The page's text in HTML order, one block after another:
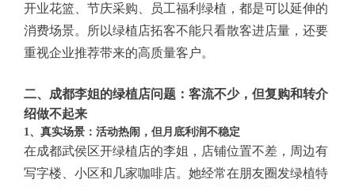
开业花篮、节庆采购、员工福利绿植，都是可以延伸的
消费场景。所以绿植店拓客不能只看散客进店量，还要
重视企业推荐带来的高质量客户。
二、成都李姐的绿植店问题：客流不少，但复购和转介
绍做不起来
1、真实场景：活动热闹，但月底利润不稳定
在成都武侯区开绿植店的李姐，店铺位置不差，周边有
写字楼、小区和几家咖啡店。她经常在朋友圈发绿植特